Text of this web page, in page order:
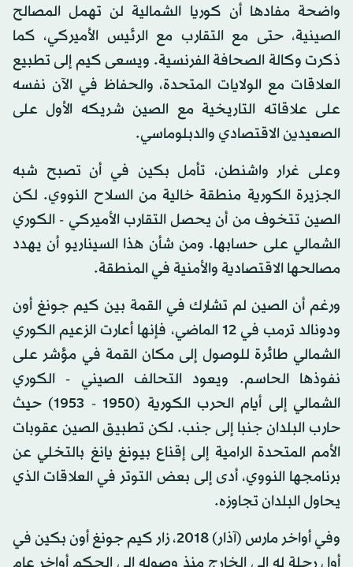
واضحة مفادها أن كوريا الشمالية لن تهمل المصالح
الصينية، حتى مع التقارب مع الرئيس الأميركي، كما
ذكرت وكالة الصحافة الفرنسية. ويسعى كيم إلى تطبيع
العلاقات مع الولايات المتحدة، والحفاظ في الآن نفسه
على علاقاته التاريخية مع الصين شريكه الأول على
الصعيدين الاقتصادي والدبلوماسي.
وعلى غرار واشنطن، تأمل بكين في أن تصبح شبه
الجزيرة الكورية منطقة خالية من السلاح النووي. لكن
الصين تتخوف من أن يحصل التقارب الأميركي - الكوري
الشمالي على حسابها. ومن شأن هذا السيناريو أن يهدد
مصالحها الاقتصادية والأمنية في المنطقة.
ورغم أن الصين لم تشارك في القمة بين كيم جونغ أون
ودونالد ترمب في 12 الماضي، فإنها أعارت الزعيم الكوري
الشمالي طائرة للوصول إلى مكان القمة في مؤشر على
نفوذها الحاسم. ويعود التحالف الصيني - الكوري
الشمالي إلى أيام الحرب الكورية (1950 - 1953) حيث
حارب البلدان جنبا إلى جنب. لكن تطبيق الصين عقوبات
الأمم المتحدة الرامية إلى إقناع بيونغ يانغ بالتخلي عن
برنامجها النووي، أدى إلى بعض التوتر في العلاقات الذي
يحاول البلدان تجاوزه.
وفي أواخر مارس (آذار) 2018، زار كيم جونغ أون بكين في
أول رحلة له إلى الخارج منذ وصوله إلى الحكم أواخر عام